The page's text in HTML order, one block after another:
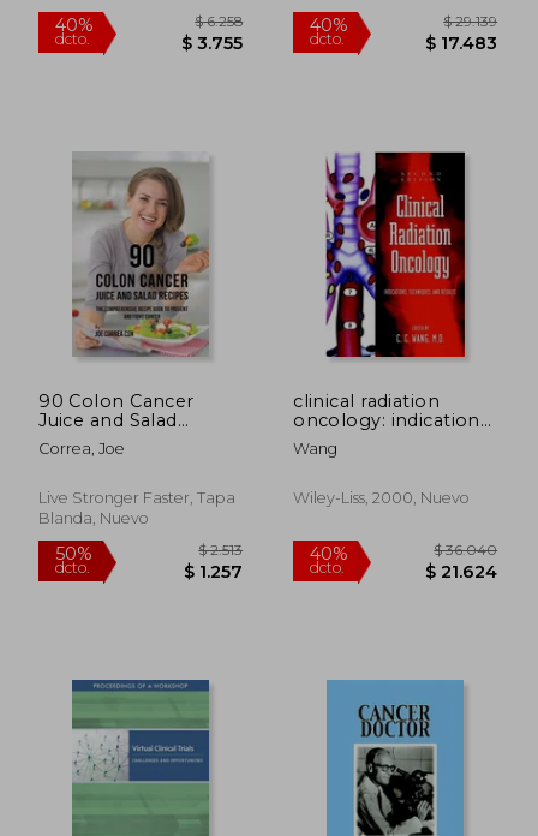
40%
dcto.
40%
dcto. $
90 Colon Cancer
Juice and Salad
Recipes: The
Comprehensive
Prevent and Fight
Cancer (en Inglés)
Correa, Joe
Live Stronger Faster, Tapa
Blanda, Nuevo
clinical radiation
oncology: indications,
techniques, and
results (en Inglés)
Wang
Wiley-Liss, 2000, Nuevo